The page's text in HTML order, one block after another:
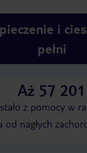
i
pełni
Aż 57 201
z pomocy w
od nagłych